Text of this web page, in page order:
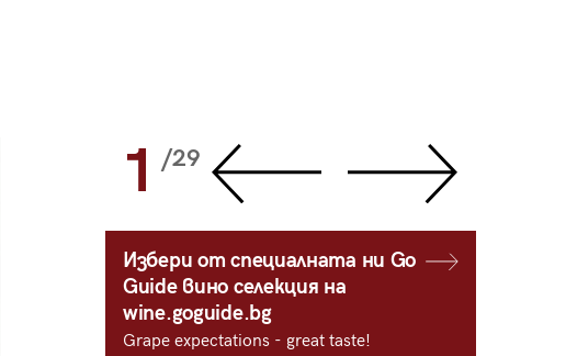
1 /29
Избери от специалната ни Go
Guide вино селекция на
wine.goguide.bg
Grape expectations - great taste!